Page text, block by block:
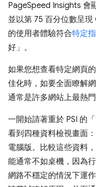
PageSpeed Insights 會
並以第 75 百分位數呈
的使用者體驗符合特定
好」。
如果您想查看特定網頁
佳化時，如要全面瞭解
通常是許多網站上最熱門
一開始請著重於 PSI 的
看到四種資料檢視畫面
電腦版。比較這些資料
能通常不如桌機，因為
網路不穩定的情況下運